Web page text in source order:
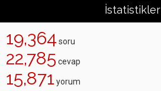
İstatistikler
19,364 soru
22,785 cevap
15,871 yorum